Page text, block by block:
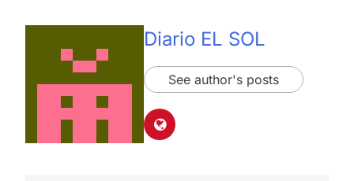
Diario EL SOL
See author's posts